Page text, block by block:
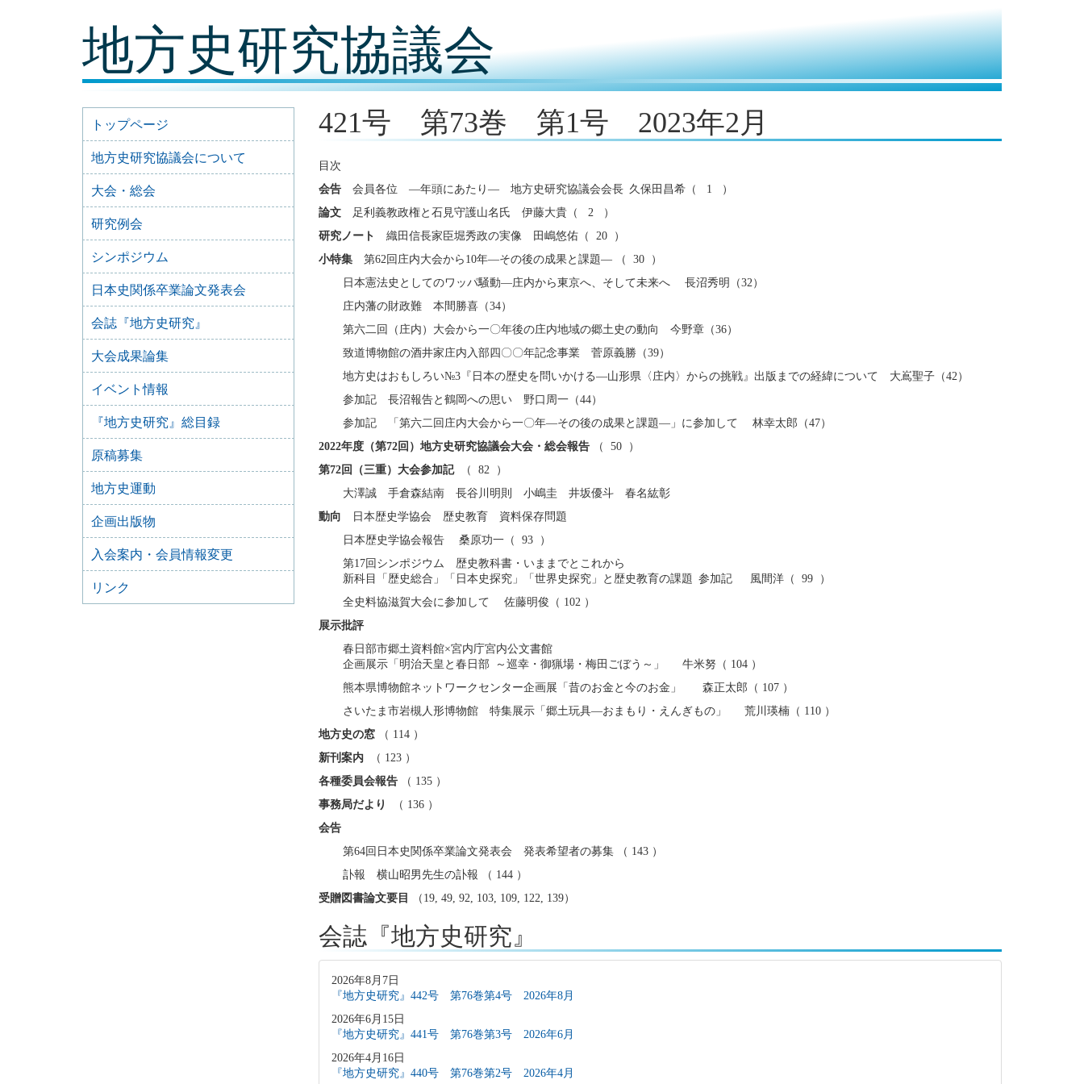
地方史研究協議会
421号 第73巻 第1号 2023年2月
目次
会告 会員各位 ―年頭にあたり― 地方史研究協議会会長 久保田昌希（ 1 ）
論文足利義教政権と石見守護山名氏 伊藤大貴（ 2 ）
研究ノート 織田信長家臣堀秀政の実像 田嶋悠佑（ 20 ）
小特集第62回庄内大会から10年―その後の成果と課題― （ 30 ）
日本憲法史としてのワッパ騒動―庄内から東京へ、そして未来へ 長沼秀明（32）
庄内藩の財政難 本間勝喜（34）
第六二回（庄内）大会から一〇年後の庄内地域の郷土史の動向 今野章（36）
致道博物館の酒井家庄内入部四〇〇年記念事業 菅原義勝（39）
地方史はおもしろい№3『日本の歴史を問いかける―山形県〈庄内〉からの挑戦』出版までの経緯について 大嶌聖子（42）
参加記 長沼報告と鶴岡への思い 野口周一（44）
参加記 「第六二回庄内大会から一〇年―その後の成果と課題―」に参加して 林幸太郎（47）
2022年度（第72回）地方史研究協議会大会・総会報告
（ 50 ）
第72回（三重）大会参加記（ 82 ）
大澤誠 手倉森結南 長谷川明則 小嶋圭 井坂優斗 春名紘彰
動向 日本歴史学協会 歴史教育 資料保存問題
日本歴史学協会報告 桑原功一（ 93 ）
第17回シンポジウム 歴史教科書・いままでとこれから
新科目「歴史総合」「日本史探究」「世界史探究」と歴史教育の課題 参加記 風間洋（ 99 ）
全史料協滋賀大会に参加して 佐藤明俊（ 102 ）
展示批評
春日部市郷土資料館×宮内庁宮内公文書館
企画展示「明治天皇と春日部 ～巡幸・御猟場・梅田ごぼう～」 牛米努（ 104 ）
熊本県博物館ネットワークセンター企画展「昔のお金と今のお金」 森正太郎（ 107 ）
さいたま市岩槻人形博物館 特集展示「郷土玩具―おまもり・えんぎもの」 荒川瑛楠（ 110 ）
地方史の窓（ 114 ）
新刊案内 （ 123 ）
各種委員会報告（ 135 ）
事務局だより
（ 136 ）
会告
第64回日本史関係卒業論文発表会 発表希望者の募集 （ 143 ）
訃報 横山昭男先生の訃報 （ 144 ）
受贈図書論文要目
（19, 49, 92, 103, 109, 122, 139）
会誌『地方史研究』
2026年8月7日
『地方史研究』442号 第76巻第4号 2026年8月
2026年6月15日
『地方史研究』441号 第76巻第3号 2026年6月
2026年4月16日
『地方史研究』440号 第76巻第2号 2026年4月
トップページ
地方史研究協議会について
大会・総会
研究例会
シンポジウム
日本史関係卒業論文発表会
会誌『地方史研究』
大会成果論集
イベント情報
『地方史研究』総目録
原稿募集
地方史運動
企画出版物
入会案内・会員情報変更
リンク